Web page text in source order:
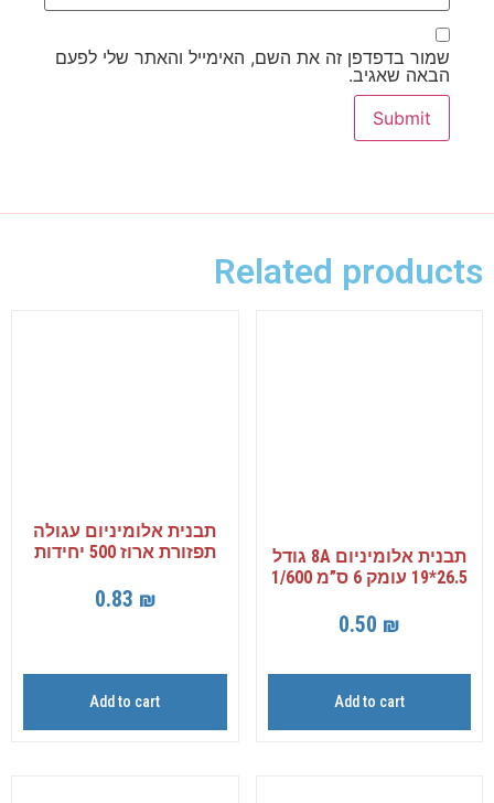
שמור בדפדפן זה את השם, האימייל והאתר שלי לפעם
הבאה שאגיב.
Related products
תבנית אלומיניום 8A גודל
26.5*19 עומק 6 ס”מ 1/600
0.50 ₪
Add to cart
תבנית אלומיניום עגולה
תפזורת ארוז 500 יחידות
0.83 ₪
Add to cart